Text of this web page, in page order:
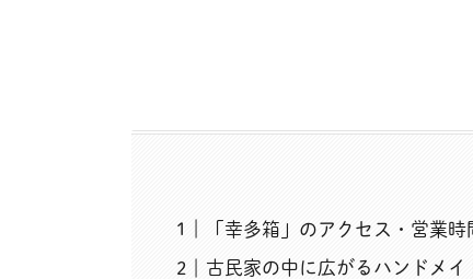
「幸多箱」のアクセス・営業
古民家の中に広がるハンドメイ